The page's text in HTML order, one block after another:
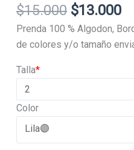
$15.000 El
precio
original
$13.000El
Prenda 100 % Algodon,
de colores y/o tamaño
*
Talla
Color